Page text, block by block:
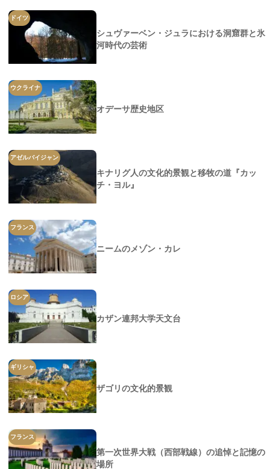
ドイツ
シュヴァーベン・ジュラにおける洞窟群と氷
河時代の芸術
ウクライナ
オデーサ歴史地区
アゼルバイジャン
キナリグ人の文化的景観と移牧の道『カッ
チ・ヨル』
フランス
ニームのメゾン・カレ
ロシア
カザン連邦大学天文台
ギリシャ
ザゴリの文化的景観
フランス
第一次世界大戦（西部戦線）の追悼と記憶の
場所